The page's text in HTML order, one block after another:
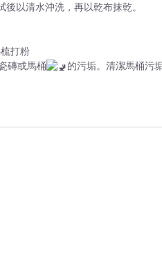
以清水沖洗，再以乾布抹乾。
打粉
瓷磚或馬桶 的污垢。清潔馬桶污